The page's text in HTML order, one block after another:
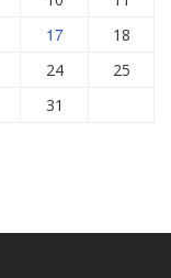
17
18
24
25
31